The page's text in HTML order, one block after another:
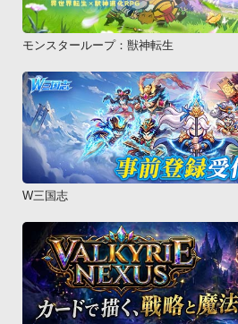
モンスターループ：獣神転生
W三国志